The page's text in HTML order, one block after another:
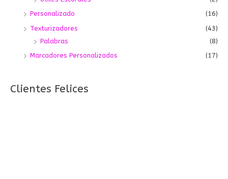
Personalizado
(16)
Texturizadores
(43)
Palabras
(8)
Marcadores Personalizados
(17)
Clientes Felices